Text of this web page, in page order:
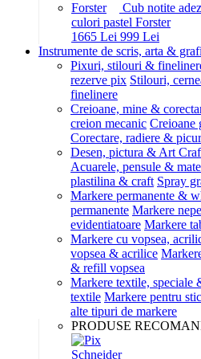
Cub notite
culori pastel Forster
1665 Lei 999 Lei
Instrumente de scris, arta &
Pixuri, stilouri &
rezerve pix Stilouri,
finelinere
Creioane, mine &
creion mecanic Creioane
Corectare, radiere &
Desen, pictura & Art
Acuarele, pensule &
plastilina & craft Spray
Markere permanente &
permanente Markere
evidentiatoare Markere
Markere cu vopsea,
vopsea & acrilice
& refill vopsea
Markere textile, speciale
textile Markere pentru
alte tipuri de markere
PRODUSE